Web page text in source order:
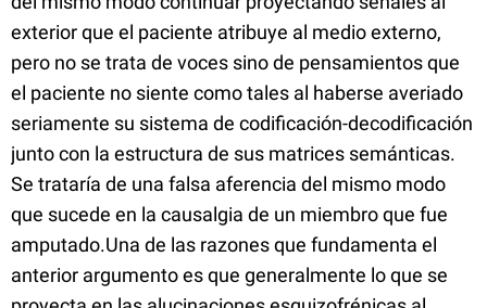
exterior que el paciente atribuye al medio externo,
pero no se trata de voces sino de pensamientos que
el paciente no siente como tales al haberse averiado
seriamente su sistema de codificación-decodificación
junto con la estructura de sus matrices semánticas.
Se trataría de una falsa aferencia del mismo modo
que sucede en la causalgia de un miembro que fue
amputado.Una de las razones que fundamenta el
anterior argumento es que generalmente lo que se